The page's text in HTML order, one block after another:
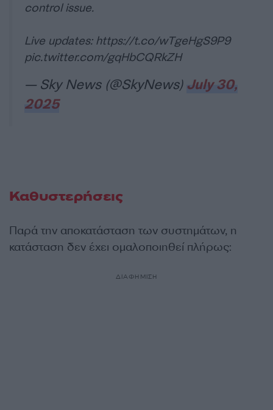
control issue.
Live updates: https://t.co/wTgeHgS9P9
pic.twitter.com/gqHbCQRkZH
— Sky News (@SkyNews) July 30,
2025
Καθυστερήσεις
Παρά την αποκατάσταση των συστημάτων, η
κατάσταση δεν έχει ομαλοποιηθεί πλήρως:
ΔΙΑΦΗΜΙΣΗ